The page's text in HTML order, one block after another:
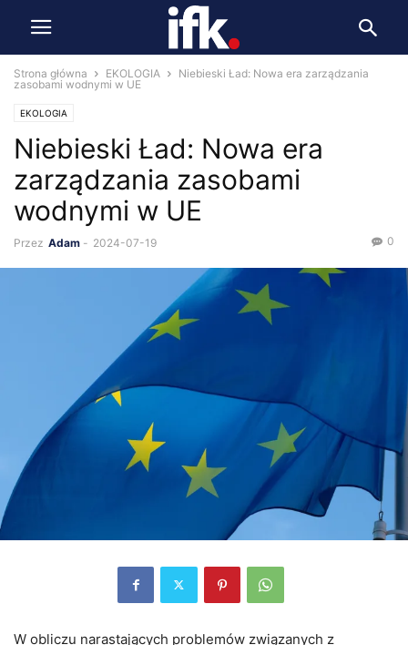
Strona główna EKOLOGIA
Niebieski Ład: Nowa era zarządzania
zasobami wodnymi w UE
EKOLOGIA
Niebieski Ład: Nowa era
zarządzania zasobami
wodnymi w UE
Przez Adam - 2024-07-19 0
W obliczu narastających problemów związanych z